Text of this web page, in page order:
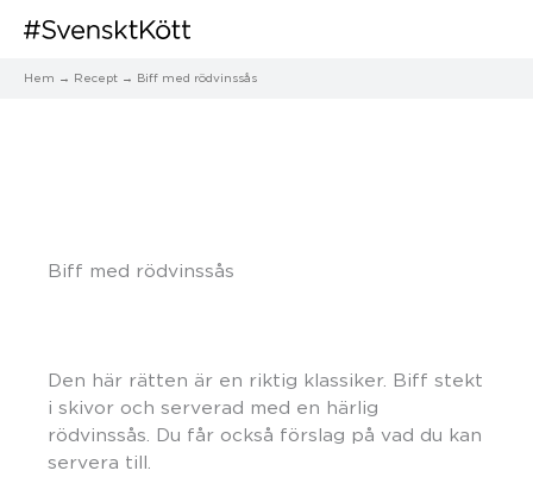
Hem Recept Biff med rödvinssås
Biff med rödvinssås
Den här rätten är en riktig klassiker. Biff stekt
i skivor och serverad med en härlig
rödvinssås. Du får också förslag på vad du kan
servera till.